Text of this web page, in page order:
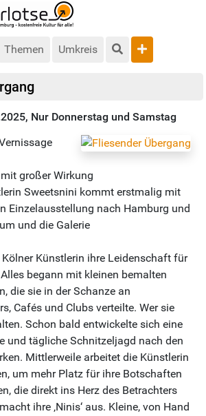
Themen Umkreis
Nur Donnerstag und Samstag
großer Wirkung
Sweetsnini kommt erstmalig mit
Einzelausstellung nach Hamburg und
und die Galerie
Künstlerin ihre Leidenschaft für
begann mit kleinen bemalten
die sie in der Schanze an
Cafés und Clubs verteilte. Wer sie
Schon bald entwickelte sich eine
und tägliche Schnitzeljagd nach den
Mittlerweile arbeitet die Künstlerin
um mehr Platz für ihre Botschaften
die direkt ins Herz des Betrachters
ihre ‚Ninis‘ aus. Kleine, von Hand